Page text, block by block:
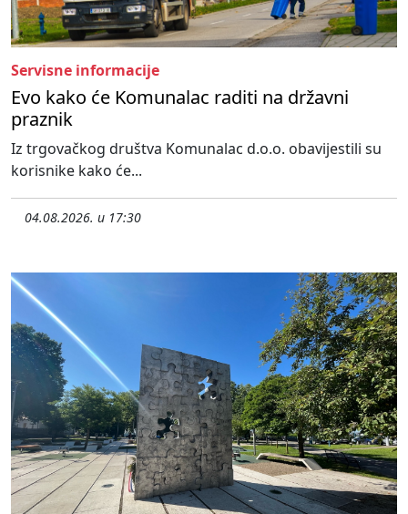
Servisne informacije
Evo kako će Komunalac raditi na državni
praznik
Iz trgovačkog društva Komunalac d.o.o. obavijestili su
korisnike kako će...
04.08.2026. u 17:30